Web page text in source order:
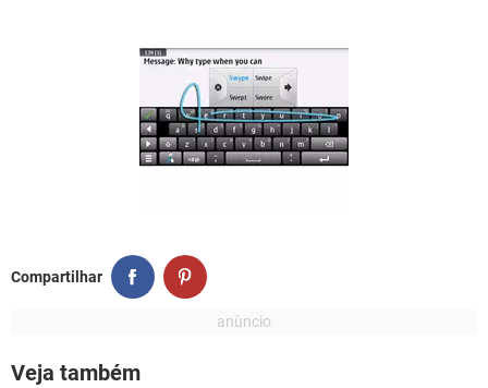
Compartilhar
Veja também